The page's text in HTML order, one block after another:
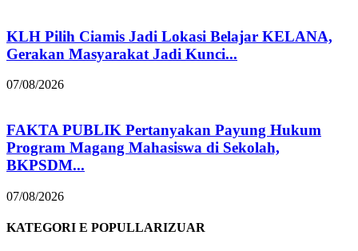
KLH Pilih Ciamis Jadi Lokasi Belajar KELANA,
Gerakan Masyarakat Jadi Kunci...
07/08/2026
FAKTA PUBLIK Pertanyakan Payung Hukum
Program Magang Mahasiswa di Sekolah,
BKPSDM...
07/08/2026
KATEGORI E POPULLARIZUAR